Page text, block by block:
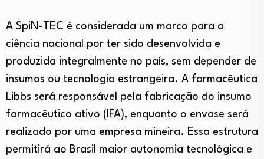
A SpiN-TEC é considerada um marco para a
ciência nacional por ter sido desenvolvida e
produzida integralmente no país, sem depender de
insumos ou tecnologia estrangeira. A farmacêutica
Libbs será responsável pela fabricação do insumo
farmacêutico ativo (IFA), enquanto o envase será
realizado por uma empresa mineira. Essa estrutura
permitirá ao Brasil maior autonomia tecnológica e